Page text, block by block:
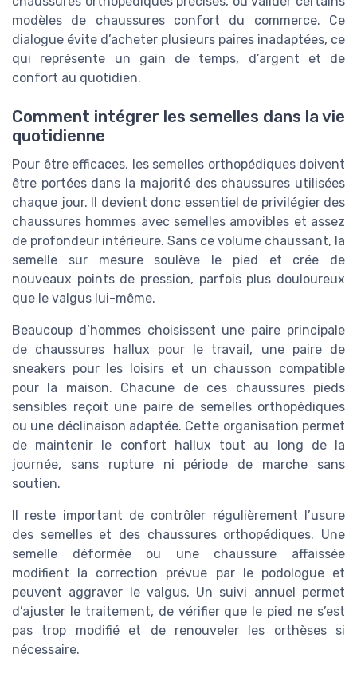
modèles de chaussures confort du commerce. Ce
dialogue évite d’acheter plusieurs paires inadaptées, ce
qui représente un gain de temps, d’argent et de
confort au quotidien.
Comment intégrer les semelles dans la vie
quotidienne
Pour être efficaces, les semelles orthopédiques doivent
être portées dans la majorité des chaussures utilisées
chaque jour. Il devient donc essentiel de privilégier des
chaussures hommes avec semelles amovibles et assez
de profondeur intérieure. Sans ce volume chaussant, la
semelle sur mesure soulève le pied et crée de
nouveaux points de pression, parfois plus douloureux
que le valgus lui-même.
Beaucoup d’hommes choisissent une paire principale
de chaussures hallux pour le travail, une paire de
sneakers pour les loisirs et un chausson compatible
pour la maison. Chacune de ces chaussures pieds
sensibles reçoit une paire de semelles orthopédiques
ou une déclinaison adaptée. Cette organisation permet
de maintenir le confort hallux tout au long de la
journée, sans rupture ni période de marche sans
soutien.
Il reste important de contrôler régulièrement l’usure
des semelles et des chaussures orthopédiques. Une
semelle déformée ou une chaussure affaissée
modifient la correction prévue par le podologue et
peuvent aggraver le valgus. Un suivi annuel permet
d’ajuster le traitement, de vérifier que le pied ne s’est
pas trop modifié et de renouveler les orthèses si
nécessaire.